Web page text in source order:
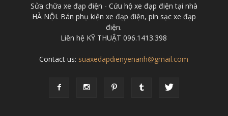
Sửa chữa xe đạp điện - Cứu hộ xe đạp điện tại nhà
HÀ NỘI. Bán phụ kiện xe đạp điện, pin sạc xe đạp
điện.
Liên hệ KỸ THUẬT 096.1413.398
Contact us: suaxedapdienyenanh@gmail.com